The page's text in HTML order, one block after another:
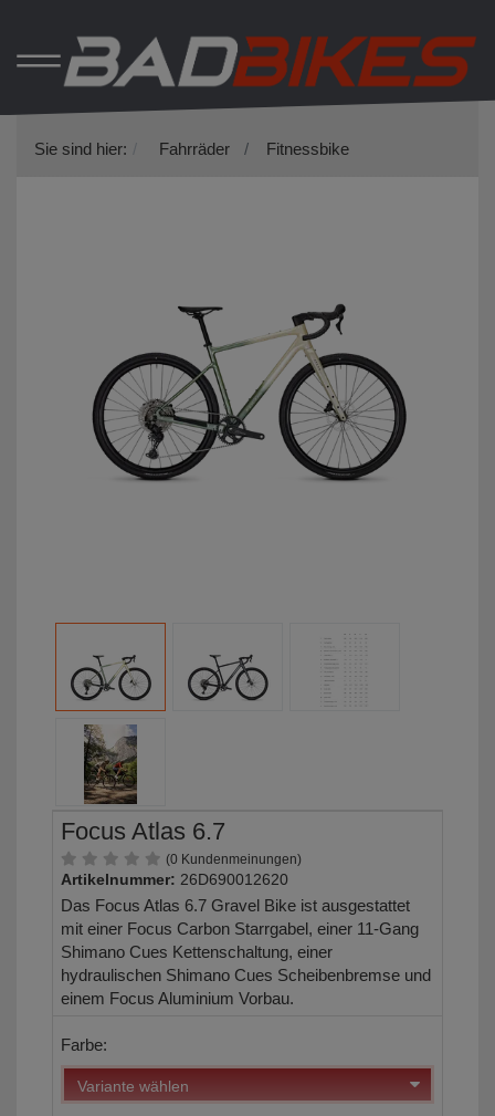
Sie sind hier: Fahrräder Fitnessbike
Focus Atlas 6.7
(0 Kundenmeinungen)
Artikelnummer: 26D690012620
Das Focus Atlas 6.7 Gravel Bike ist ausgestattet
mit einer Focus Carbon Starrgabel, einer 11-Gang
Shimano Cues Kettenschaltung, einer
hydraulischen Shimano Cues Scheibenbremse und
einem Focus Aluminium Vorbau.
Farbe: